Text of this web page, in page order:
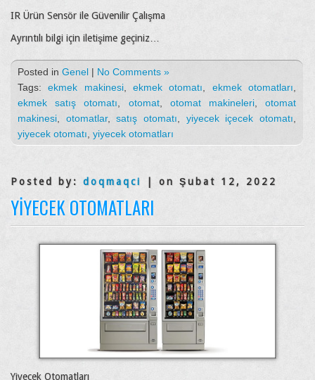
IR Ürün Sensör ile Güvenilir Çalışma
Ayrıntılı bilgi için iletişime geçiniz…
Posted in Genel | No Comments »
Tags:ekmek makinesi,ekmek otomatı, ekmek otomatları,
ekmek satış otomatı, otomat, otomat makineleri,otomat
makinesi, otomatlar,satış otomatı, yiyecek içecek otomatı,
yiyecek otomatı, yiyecek otomatları
Posted by: doqmaqci | on Şubat 12, 2022
YIYECEK OTOMATLARI
Yiyecek Otomatları